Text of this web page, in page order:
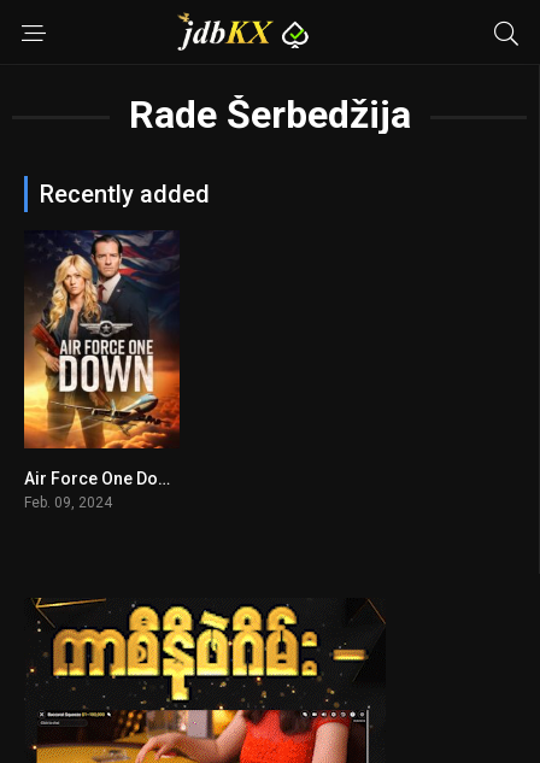
Rade Šerbedžija
Recently added
4.4
Air Force One Down
Feb. 09, 2024